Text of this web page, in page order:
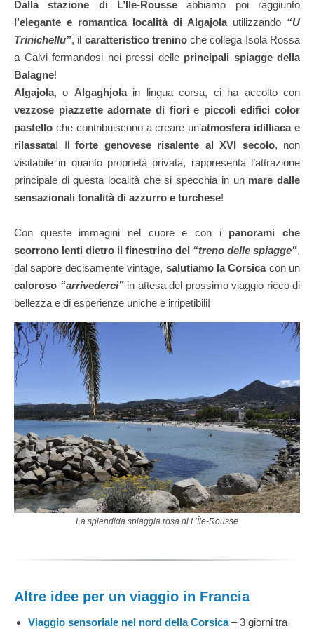
Dalla stazione di L’Île-Rousse abbiamo poi raggiunto
l’elegante e romantica località di Algajolautilizzando “U
Trinichellu”, il caratteristico treninoche collega Isola Rossa
a Calvi fermandosi nei pressi delle principali spiagge della
Balagne!
Algajola, o Algaghjolain lingua corsa, ci ha accolto con
vezzose piazzette adornate di fiori e piccoli edifici color
pastello che contribuiscono a creare un’atmosfera idilliaca e
rilassata! Il forte genovese risalente al XVI secolo, non
visitabile in quanto proprietà privata, rappresenta l’attrazione
principale di questa località che si specchia in un mare dalle
sensazionali tonalità di azzurro e turchese!
Con queste immagini nel cuore e con i panorami che
scorrono lenti dietro il finestrino del “treno delle spiagge”,
dal sapore decisamente vintage, salutiamo la Corsicacon un
caloroso “arrivederci”in attesa del prossimo viaggio ricco di
bellezza e di esperienze uniche e irripetibili!
La splendida spiaggia rosa di L’Île-Rousse
Altre idee per un viaggio in Francia
Viaggio sensoriale nel nord della Corsica– 3 giorni tra